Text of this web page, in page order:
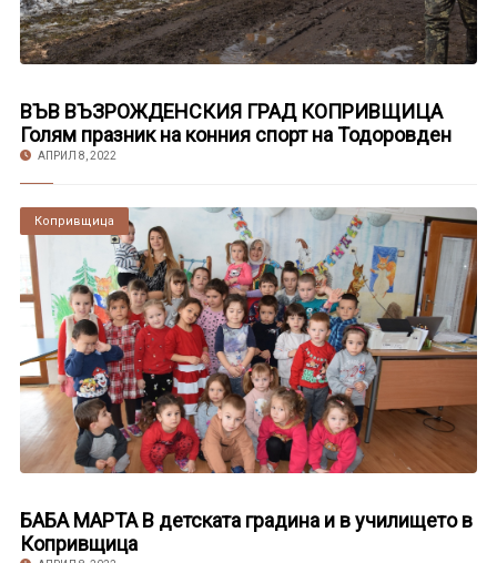
ВЪВ ВЪЗРОЖДЕНСКИЯ ГРАД КОПРИВЩИЦА
Голям празник на конния спорт на Тодоровден
АПРИЛ 8, 2022
Копривщица
БАБА МАРТА В детската градина и в училището в
Копривщица